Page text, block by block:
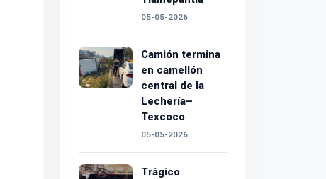
05-05-2026
Camión termina
en camellón
central de la
Lechería–
Texcoco
05-05-2026
Trágico